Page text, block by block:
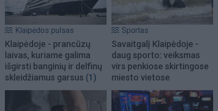
Klaipėdos pulsas
Klaipėdoje - prancūzų
laivas, kuriame galima
išgirsti banginių ir delfinų
skleidžiamus garsus (1)
Sportas
Savaitgalį Klaipėdoje -
daug sporto: veiksmas
virs penkiose skirtingose
miesto vietose